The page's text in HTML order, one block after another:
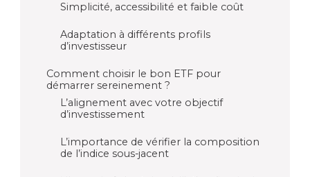
Simplicité, accessibilité et faible coût
Adaptation à différents profils
d’investisseur
Comment choisir le bon ETF pour
démarrer sereinement ?
L’alignement avec votre objectif
d’investissement
L’importance de vérifier la composition
de l’indice sous-jacent